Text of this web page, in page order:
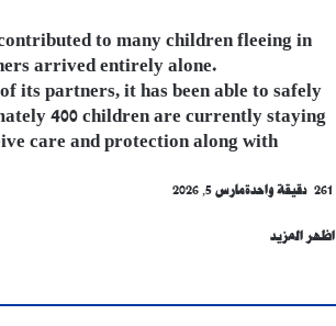
to many children fleeing in
arrived entirely alone.
its partners, it has been able to safely
400 children are currently staying
care and protection along with
مارس 5, 2026دقيقة واحدة
عبر
اظهر المزيد
البريد